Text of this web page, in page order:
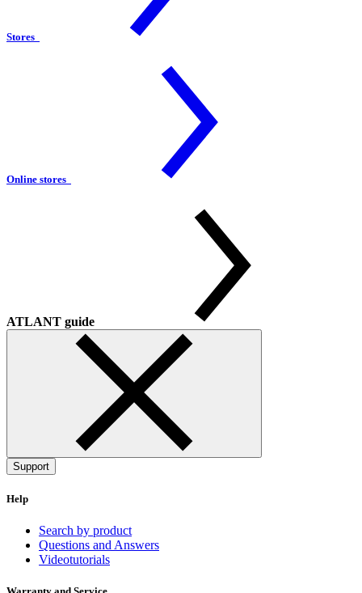
Stores
Online stores
ATLANT guide
Support
Help
Search by product
Questions and Answers
Videotutorials